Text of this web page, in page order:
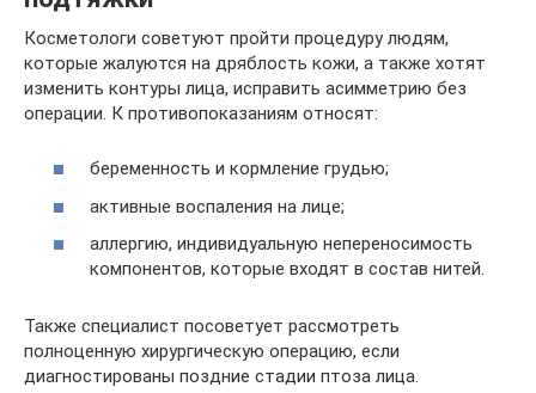
Косметологи советуют пройти процедуру людям,
которые жалуются на дряблость кожи, а также хотят
изменить контуры лица, исправить асимметрию без
операции. К противопоказаниям относят:
беременность и кормление грудью;
активные воспаления на лице;
аллергию, индивидуальную непереносимость
компонентов, которые входят в состав нитей.
Также специалист посоветует рассмотреть
полноценную хирургическую операцию, если
диагностированы поздние стадии птоза лица.